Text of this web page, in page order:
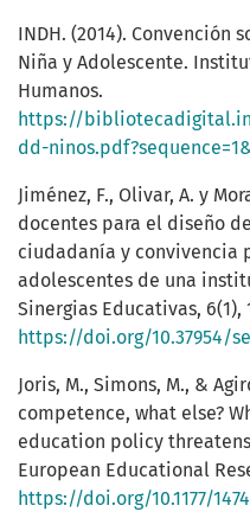
INDH. (2014). Convención
Niña y Adolescente.
Humanos.
https://
dd-
Jiménez, F., Olivar, A. y
docentes para el diseño
ciudadanía y convivencia
adolescentes de una
Sinergias Educativas, 6(1),
https://doi.org/10.37954/
Joris, M., Simons, M., &
competence, what else?
education policy
European Educational
https://doi.org/10.1177/